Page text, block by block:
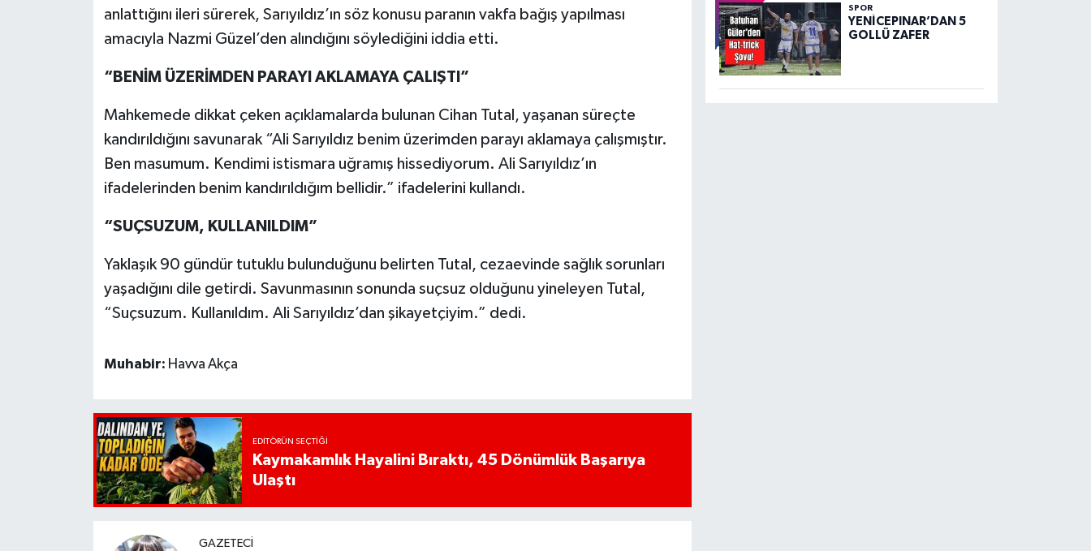
anlattığını ileri sürerek, Sarıyıldız’ın söz konusu paranın vakfa bağış yapılması
amacıyla Nazmi Güzel’den alındığını söylediğini iddia etti.
“BENİM ÜZERİMDEN PARAYI AKLAMAYA ÇALIŞTI”
Mahkemede dikkat çeken açıklamalarda bulunan Cihan Tutal, yaşanan süreçte
kandırıldığını savunarak “Ali Sarıyıldız benim üzerimden parayı aklamaya çalışmıştır.
Ben masumum. Kendimi istismara uğramış hissediyorum. Ali Sarıyıldız’ın
ifadelerinden benim kandırıldığım bellidir.” ifadelerini kullandı.
“SUÇSUZUM, KULLANILDIM”
Yaklaşık 90 gündür tutuklu bulunduğunu belirten Tutal, cezaevinde sağlık sorunları
yaşadığını dile getirdi. Savunmasının sonunda suçsuz olduğunu yineleyen Tutal,
“Suçsuzum. Kullanıldım. Ali Sarıyıldız’dan şikayetçiyim.” dedi.
Muhabir: Havva Akça
EDITÖRÜN SEÇTIĞI
Kaymakamlık Hayalini Bıraktı, 45 Dönümlük Başarıya
Ulaştı
GAZETECI
SPOR
YENİCEPINAR’DAN 5
GOLLÜ ZAFER